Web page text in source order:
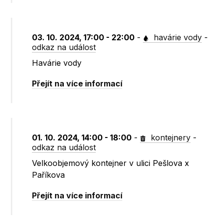
03. 10. 2024, 17:00 - 22:00 - havárie vody -
odkaz na událost
Havárie vody
Přejít na více informací
01. 10. 2024, 14:00 - 18:00 - kontejnery -
odkaz na událost
Velkoobjemový kontejner v ulici Pešlova x
Paříkova
Přejít na více informací